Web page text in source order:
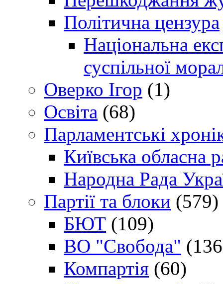
Політична цензура
Національна
суспільної
Оверко Ігор (1)
Освіта (68)
Парламентські
Київська обласна
Народна Рада
Партії та блоки (579)
БЮТ (109)
ВО "Свобода"
Компартія (60)